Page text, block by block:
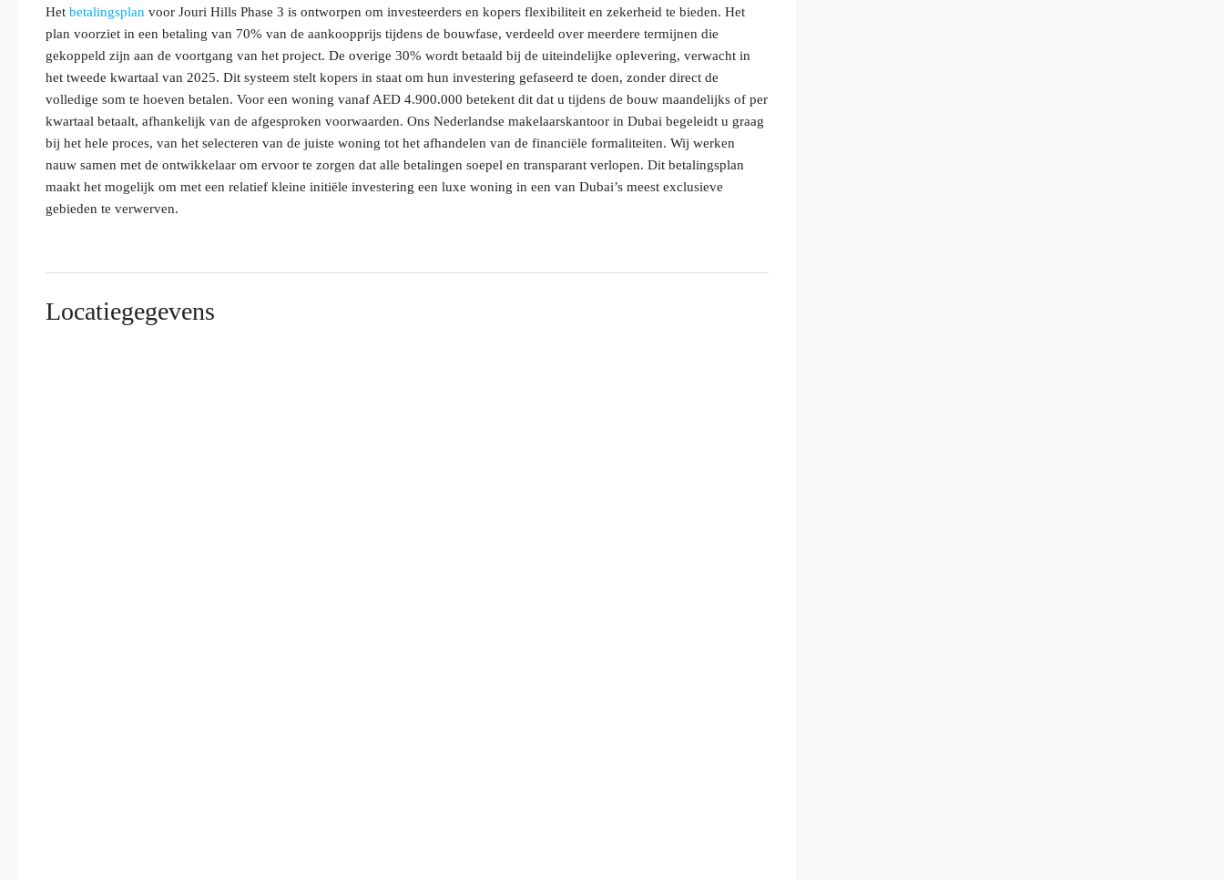
Het betalingsplan voor Jouri Hills Phase 3 is ontworpen om investeerders en kopers flexibiliteit en zekerheid te bieden. Het
plan voorziet in een betaling van 70% van de aankoopprijs tijdens de bouwfase, verdeeld over meerdere termijnen die
gekoppeld zijn aan de voortgang van het project. De overige 30% wordt betaald bij de uiteindelijke oplevering, verwacht in
het tweede kwartaal van 2025. Dit systeem stelt kopers in staat om hun investering gefaseerd te doen, zonder direct de
volledige som te hoeven betalen. Voor een woning vanaf AED 4.900.000 betekent dit dat u tijdens de bouw maandelijks of per
kwartaal betaalt, afhankelijk van de afgesproken voorwaarden. Ons Nederlandse makelaarskantoor in Dubai begeleidt u graag
bij het hele proces, van het selecteren van de juiste woning tot het afhandelen van de financiële formaliteiten. Wij werken
nauw samen met de ontwikkelaar om ervoor te zorgen dat alle betalingen soepel en transparant verlopen. Dit betalingsplan
maakt het mogelijk om met een relatief kleine initiële investering een luxe woning in een van Dubai’s meest exclusieve
gebieden te verwerven.
Locatiegegevens